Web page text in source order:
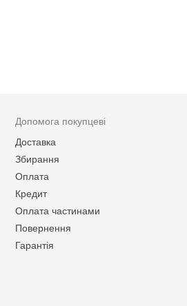
Допомога покупцеві
Доставка
Збирання
Оплата
Кредит
Оплата частинами
Повернення
Гарантія